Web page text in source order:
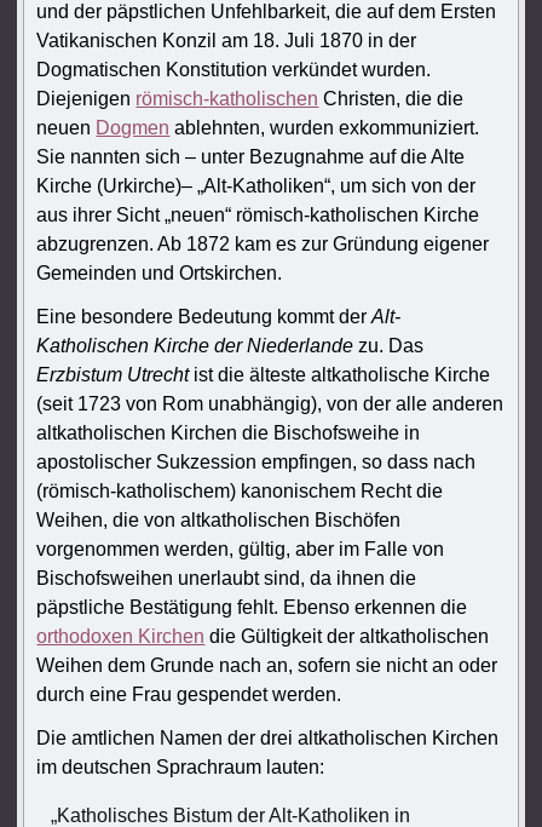
und der päpstlichen Unfehlbarkeit, die auf dem Ersten
Vatikanischen Konzil am 18. Juli 1870 in der
Dogmatischen Konstitution verkündet wurden.
Diejenigen römisch-katholischen Christen, die die
neuen Dogmen ablehnten, wurden exkommuniziert.
Sie nannten sich – unter Bezugnahme auf die Alte
Kirche (Urkirche)– „Alt-Katholiken“, um sich von der
aus ihrer Sicht „neuen“ römisch-katholischen Kirche
abzugrenzen. Ab 1872 kam es zur Gründung eigener
Gemeinden und Ortskirchen.
Eine besondere Bedeutung kommt derAlt-
Katholischen Kirche der Niederlande zu. Das
Erzbistum Utrechtist die älteste altkatholische Kirche
(seit 1723 von Rom unabhängig), von der alle anderen
altkatholischen Kirchen die Bischofsweihe in
apostolischer Sukzession empfingen, so dass nach
(römisch-katholischem) kanonischem Recht die
Weihen, die von altkatholischen Bischöfen
vorgenommen werden, gültig, aber im Falle von
Bischofsweihen unerlaubt sind, da ihnen die
päpstliche Bestätigung fehlt. Ebenso erkennen die
orthodoxen Kirchen die Gültigkeit der altkatholischen
Weihen dem Grunde nach an, sofern sie nicht an oder
durch eine Frau gespendet werden.
Die amtlichen Namen der drei altkatholischen Kirchen
im deutschen Sprachraum lauten:
„Katholisches Bistum der Alt-Katholiken in